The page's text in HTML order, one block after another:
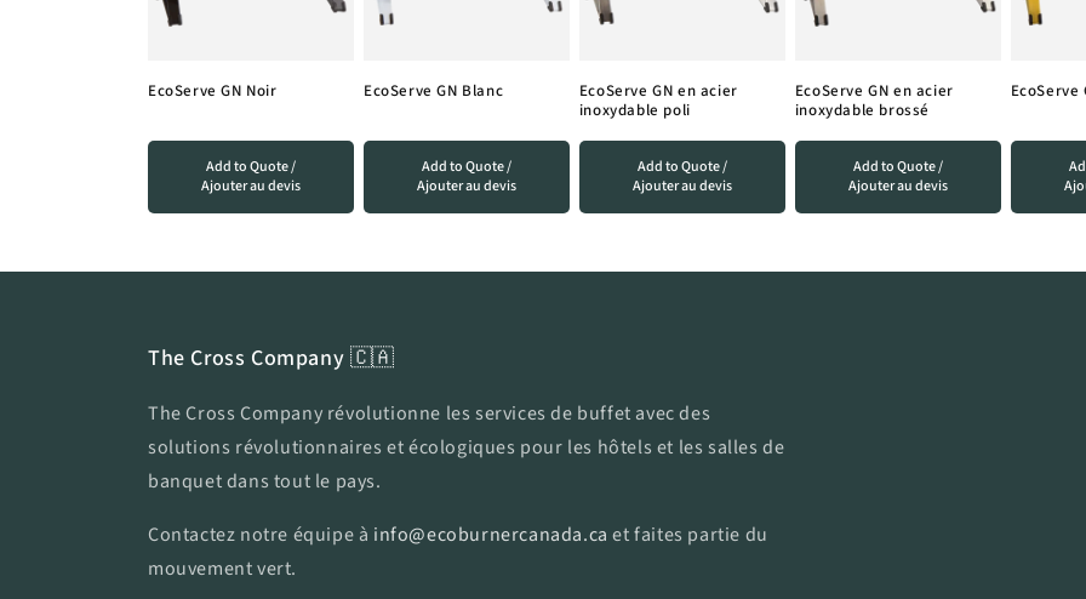
e
c
t
i
o
n
:
EcoServe GN Noir
Add to Quote /
Ajouter au devis
EcoServe GN Blanc
Add to Quote /
Ajouter au devis
EcoServe GN en acier
inoxydable poli
Add to Quote /
Ajouter au devis
EcoServe GN en acier
inoxydable brossé
Add to Quote /
Ajouter au devis
EcoServe
The Cross Company 🇨🇦
The Cross Company révolutionne les services de buffet avec des
solutions révolutionnaires et écologiques pour les hôtels et les salles de
banquet dans tout le pays.
Contactez notre équipe à info@ecoburnercanada.ca et faites partie du
mouvement vert.